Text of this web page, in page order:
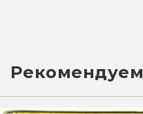
Рекомендуем